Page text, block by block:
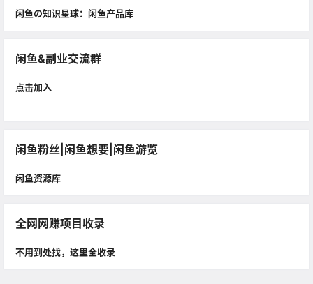
闲鱼の知识星球：闲鱼产品库
闲鱼&副业交流群
点击加入
闲鱼粉丝|闲鱼想要|闲鱼游览
闲鱼资源库
全网网赚项目收录
不用到处找，这里全收录